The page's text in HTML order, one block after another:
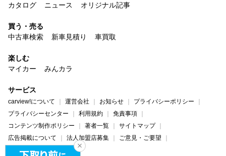
カタログ
ニュース オリジナル記事
買う・売る
中古車検索
新車見積り 車買取
楽しむ
マイカー
みんカラ
サービス
carview!について 運営会社 お知らせ
プライバシーポリシー
プライバシーセンター
利用規約
免責事項
コンテンツ制作ポリシー
著者一覧
サイトマップ
広告掲載について
法人加盟店募集
ご意見・ご要望
ヘルプ・お問い合わせ